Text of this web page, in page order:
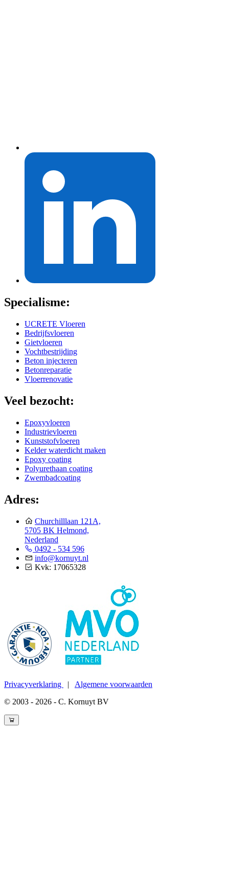
Specialisme:
UCRETE Vloeren
Bedrijfsvloeren
Gietvloeren
Vochtbestrijding
Beton injecteren
Betonreparatie
Vloerrenovatie
Veel bezocht:
Epoxyvloeren
Industrievloeren
Kunststofvloeren
Kelder waterdicht maken
Epoxy coating
Polyurethaan coating
Zwembadcoating
Adres:
Churchilllaan 121A,
5705 BK Helmond,
Nederland
0492 - 534 596
info@kornuyt.nl
Kvk: 17065328
Privacyverklaring | Algemene voorwaarden
© 2003 - 2026 - C. Kornuyt BV